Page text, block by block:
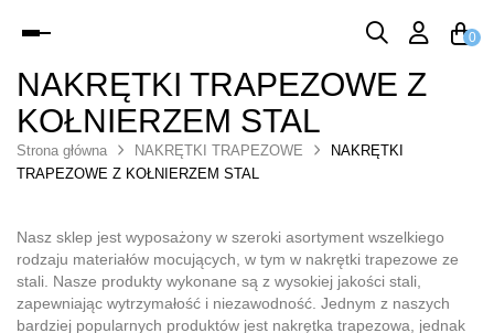
Toggle
0
NAKRĘTKI TRAPEZOWE Z
KOŁNIERZEM STAL
Strona główna NAKRĘTKI TRAPEZOWE
NAKRĘTKI
TRAPEZOWE Z KOŁNIERZEM STAL
Nasz sklep jest wyposażony w szeroki asortyment wszelkiego
rodzaju materiałów mocujących, w tym w nakrętki trapezowe ze
stali. Nasze produkty wykonane są z wysokiej jakości stali,
zapewniając wytrzymałość i niezawodność. Jednym z naszych
bardziej popularnych produktów jest nakrętka trapezowa, jednak